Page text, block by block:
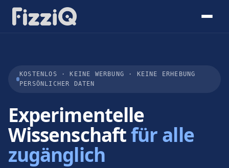
KOSTENLOS · KEINE WERBUNG · KEINE ERHEBUNG
PERSÖNLICHER DATEN
Experimentelle
Wissenschaftfür alle
zugänglich